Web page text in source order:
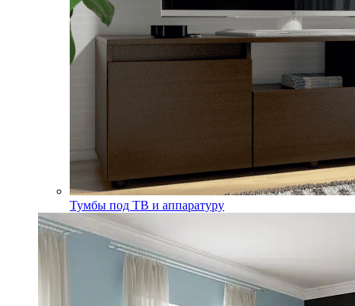
Тумбы под ТВ и аппаратуру